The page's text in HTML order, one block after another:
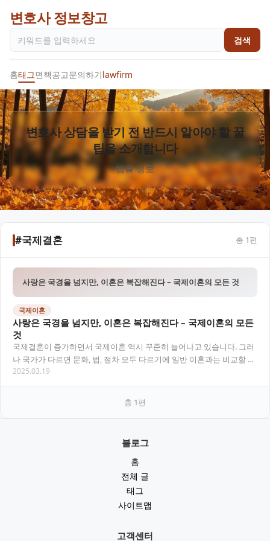
변호사 정보창고
검색
홈태그면책공고문의하기lawfirm
변호사 상담을 받기 전 반드시 알아야 할 꿀
팁을 소개합니다
법률 정보
#국제결혼 총 1편
사랑은 국경을 넘지만, 이혼은 복잡해진다 – 국제이혼의 모든 것
국제이혼
사랑은 국경을 넘지만, 이혼은 복잡해진다 – 국제이혼의 모든
것
국제결혼이 증가하면서 국제이혼 역시 꾸준히 늘어나고 있습니다. 그러
나 국가가 다르면 문화, 법, 절차 모두 다르기에 일반 이혼과는 비교할 수
없는 복잡함이 따릅니다. 이번 글에서는…
2025.03.19
총 1편
블로그
홈
전체 글
태그
사이트맵
고객센터